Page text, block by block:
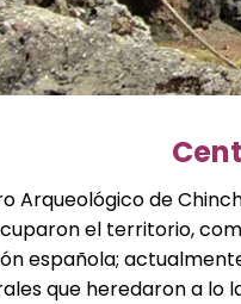
Arqueológico de
el territorio,
española;
que heredaron a lo